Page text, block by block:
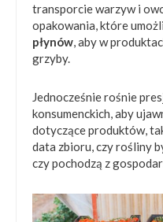
transporcie warzyw i
opakowania, które
płynów, aby w
grzyby.
Jednocześnie rośnie
konsumenckich, aby
dotyczące produktów,
data zbioru, czy rośliny
czy pochodzą z